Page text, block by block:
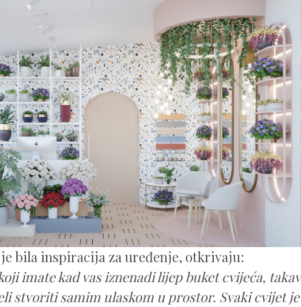
bila inspiracija za uređenje, otkrivaju:
imate kad vas iznenadi lijep buket cvijeća, takav
stvoriti samim ulaskom u prostor. Svaki cvijet je